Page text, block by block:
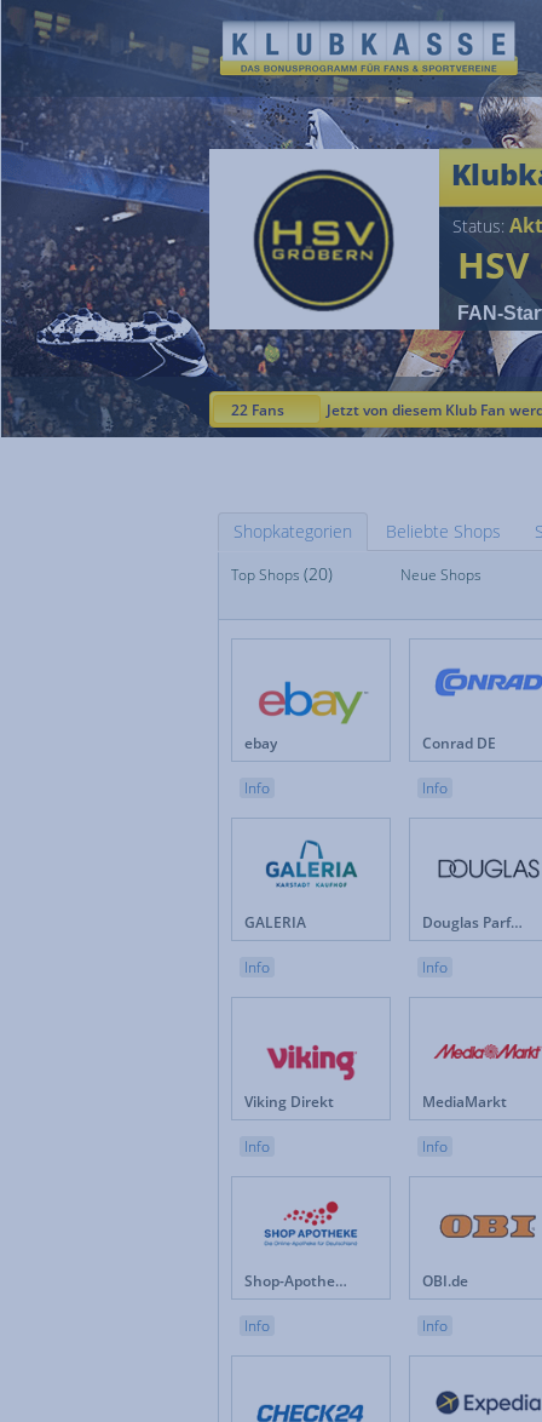
Status:
FAN-
22 Fans Jetzt von diesem Klub Fan
Shopkategorien Beliebte Shops
Top Shops
Apotheken
Baby & Kinder
Blumen
Brillen & Kontaktlinsen
Bücher & Zeitschriften
Büro & Betrieb
Elektronik & Haushaltgeräte
Energieversorger
Versicherungen & Finanzen
Weihnachten
Top Shops (20) Neue Shops
ebay
Info
Conrad DE
Info
GALERIA
Info
Douglas Parfümerie DE
Info
Viking Direkt
Info
MediaMarkt
Info
Shop-Apotheke.com
Info
OBI.de
Info